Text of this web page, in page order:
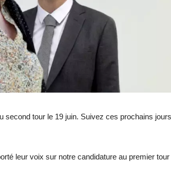
second tour le 19 juin. Suivez ces prochains jours
leur voix sur notre candidature au premier tour